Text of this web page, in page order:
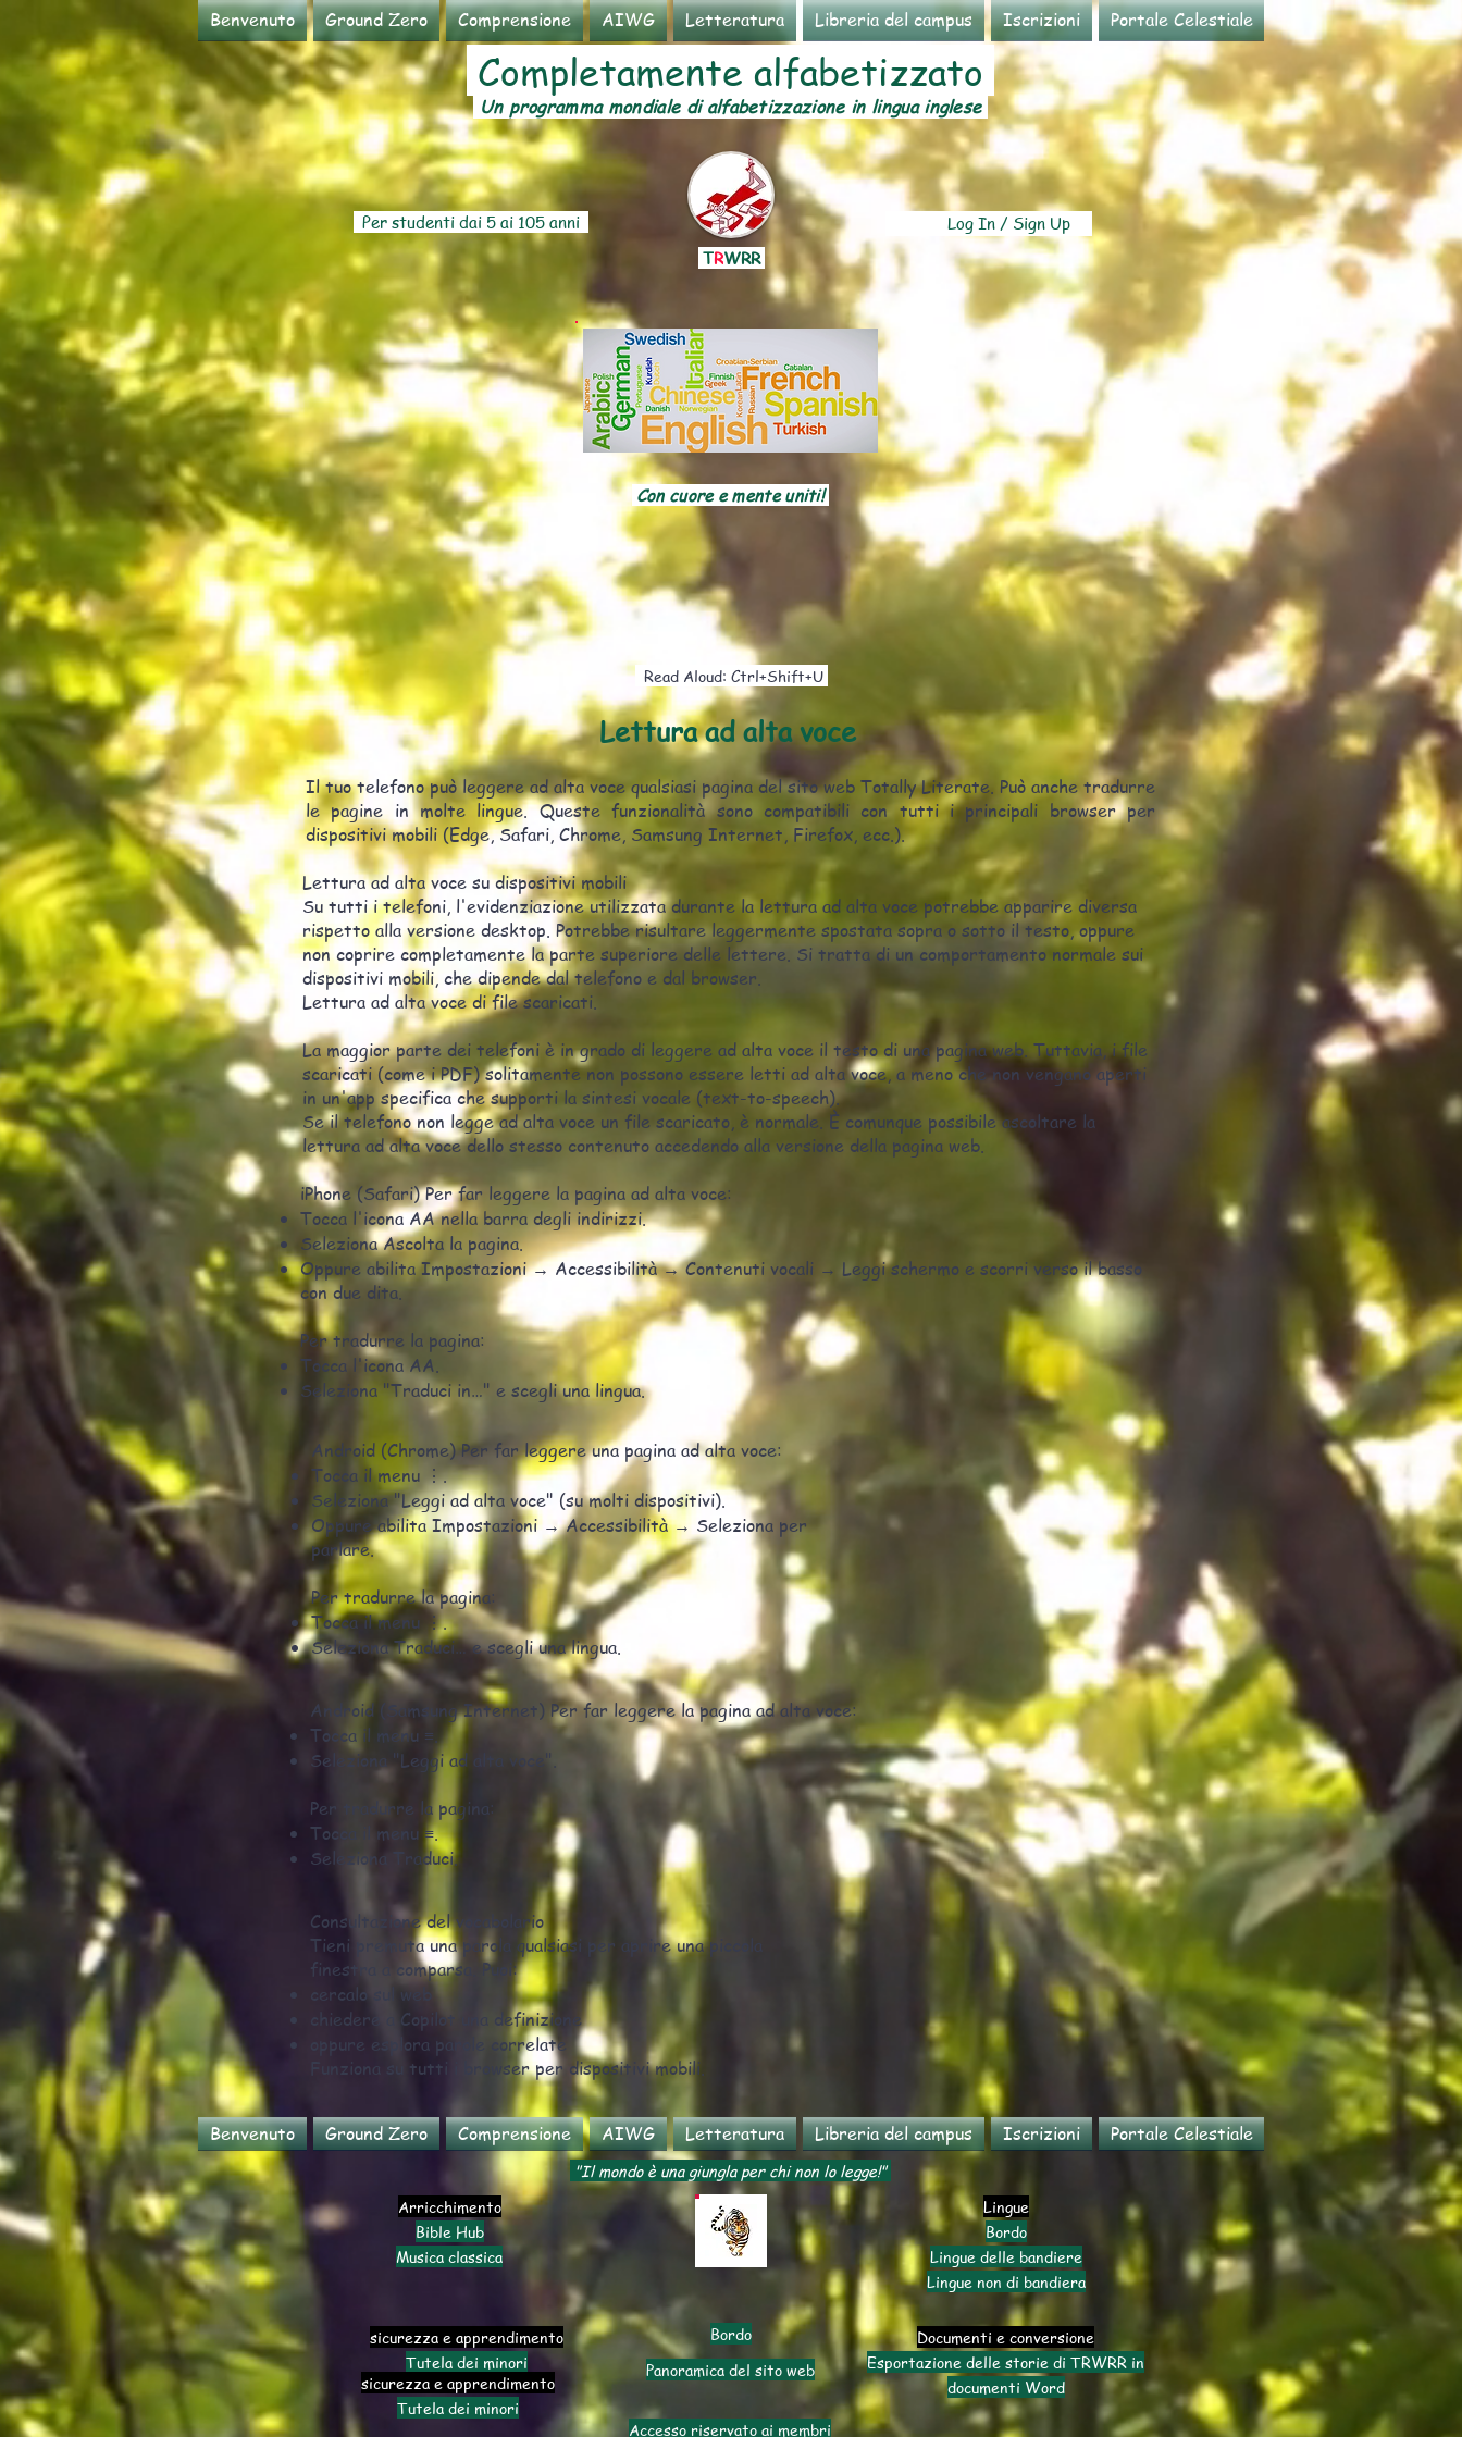
Benvenuto Ground Zero Comprensione AIWG Letteratura Libreria del campus Iscrizioni Portale Celestiale
Un programma mondiale di alfabetizzazione in lingua inglese
Completamente alfabetizzato
Per studenti dai 5 ai 105 anni
TRWRR
Log In / Sign Up
Con cuore e mente uniti!
Read Aloud: Ctrl+Shift+U
Lettura ad alta voce
Il tuo telefono può leggere ad alta voce qualsiasi pagina del sito web Totally Literate. Può anche tradurre
le pagine in molte lingue. Queste funzionalità sono compatibili con tutti i principali browser per
dispositivi mobili (Edge, Safari, Chrome, Samsung Internet, Firefox, ecc.).
Lettura ad alta voce su dispositivi mobili
Su tutti i telefoni, l'evidenziazione utilizzata durante la lettura ad alta voce potrebbe apparire diversa
rispetto alla versione desktop. Potrebbe risultare leggermente spostata sopra o sotto il testo, oppure
non coprire completamente la parte superiore delle lettere. Si tratta di un comportamento normale sui
dispositivi mobili, che dipende dal telefono e dal browser.
Lettura ad alta voce di file scaricati.
La maggior parte dei telefoni è in grado di leggere ad alta voce il testo di una pagina web. Tuttavia, i file
scaricati (come i PDF) solitamente non possono essere letti ad alta voce, a meno che non vengano aperti
in un'app specifica che supporti la sintesi vocale (text-to-speech).
Se il telefono non legge ad alta voce un file scaricato, è normale. È comunque possibile ascoltare la
lettura ad alta voce dello stesso contenuto accedendo alla versione della pagina web.
iPhone (Safari) Per far leggere la pagina ad alta voce:
Tocca l'icona AA nella barra degli indirizzi.
Seleziona Ascolta la pagina.
Oppure abilita Impostazioni → Accessibilità → Contenuti vocali → Leggi schermo e scorri verso il basso
con due dita.
Per tradurre la pagina:
Tocca l'icona AA.
Seleziona "Traduci in…" e scegli una lingua.
Android (Chrome) Per far leggere una pagina ad alta voce:
Tocca il menu ⋮.
Seleziona "Leggi ad alta voce" (su molti dispositivi).
Oppure abilita Impostazioni → Accessibilità → Seleziona per
parlare.
Per tradurre la pagina:
Tocca il menu ⋮.
Seleziona Traduci… e scegli una lingua.
Android (Samsung Internet) Per far leggere la pagina ad alta voce:
Tocca il menu ≡.
Seleziona "Leggi ad alta voce".
Per tradurre la pagina:
Tocca il menu ≡.
Seleziona Traduci.
Consultazione del vocabolario
Tieni premuta una parola qualsiasi per aprire una piccola
finestra a comparsa. Puoi:
cercalo sul web
chiedere a Copilot una definizione
oppure esplora parole correlate
Funziona su tutti i browser per dispositivi mobili.
Benvenuto Ground Zero Comprensione AIWG Letteratura Libreria del campus Iscrizioni Portale Celestiale
"Il mondo è una giungla per chi non lo legge!"
Arricchimento
Bible Hub
Musica classica
sicurezza e apprendimento
Tutela dei minori
sicurezza e apprendimento
Tutela dei minori
Bordo
Panoramica del sito web
Accesso riservato ai membri
Lingue
Bordo
Lingue delle bandiere
Lingue non di bandiera
Documenti e conversione
Esportazione delle storie di TRWRR in
documenti Word